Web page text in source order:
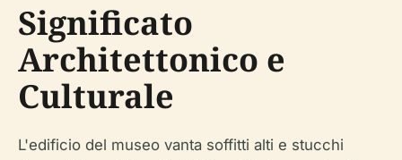
Significato
Architettonico e
Culturale
L'edificio del museo vanta soffitti alti e stucchi